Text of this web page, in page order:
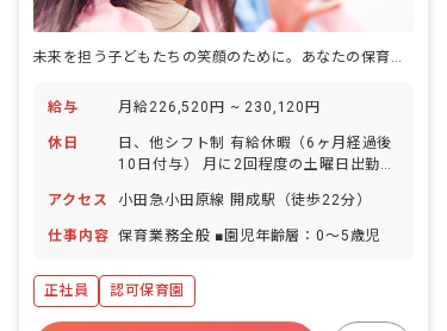
未来を担う子どもたちの笑顔のために。あなたの保育への情熱をここで咲かせましょう。
給与 月給226,520円 ~ 230,120円
休日
日、他シフト制 有給休暇（6ヶ月経過後
10日付与） 月に2回程度の土曜日出勤あ
アクセス
小田急小田原線 開成駅（徒歩22分）
仕事内容 保育業務全般 ■園児年齢層：0～5歳児
正社員 認可保育園